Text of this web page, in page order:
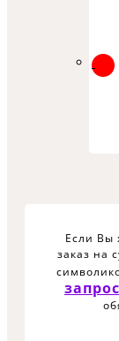
Если Вы
заказ на